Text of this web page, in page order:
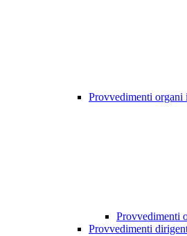
Provvedimenti
Provvedimenti
Provvedimenti